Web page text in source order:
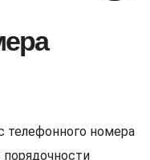
телефонного номера